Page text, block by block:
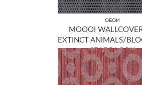
ОБОИ
MOOOI
EXTINCT ANIMALS/
SEADRAGON
MO2021